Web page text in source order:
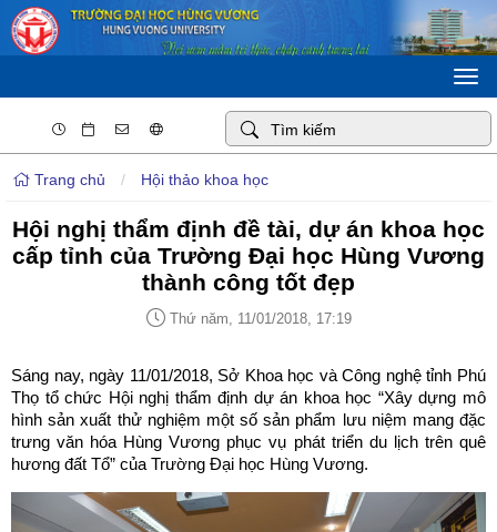
Trang chủ / Hội thảo khoa học
Hội nghị thẩm định đề tài, dự án khoa học
cấp tỉnh của Trường Đại học Hùng Vương
thành công tốt đẹp
Thứ năm, 11/01/2018, 17:19
Sáng nay, ngày 11/01/2018, Sở Khoa học và Công nghệ tỉnh Phú
Thọ tổ chức Hội nghị thẩm định dự án khoa học “Xây dựng mô
hình sản xuất thử nghiệm một số sản phẩm lưu niệm mang đặc
trưng văn hóa Hùng Vương phục vụ phát triển du lịch trên quê
hương đất Tổ” của Trường Đại học Hùng Vương.